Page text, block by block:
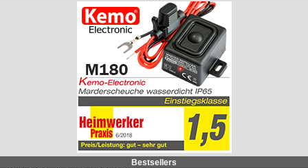
Bestsellers